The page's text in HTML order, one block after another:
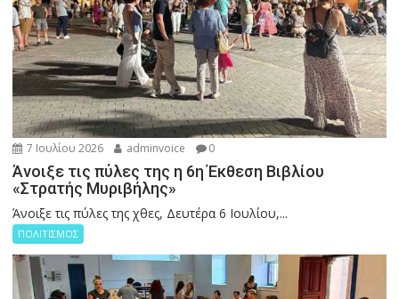
7 Ιουλίου 2026 adminvoice 0
Άνοιξε τις πύλες της η 6η Έκθεση Βιβλίου
«Στρατής Μυριβήλης»
Άνοιξε τις πύλες της χθες, Δευτέρα 6 Ιουλίου,...
ΠΟΛΙΤΙΣΜΟΣ